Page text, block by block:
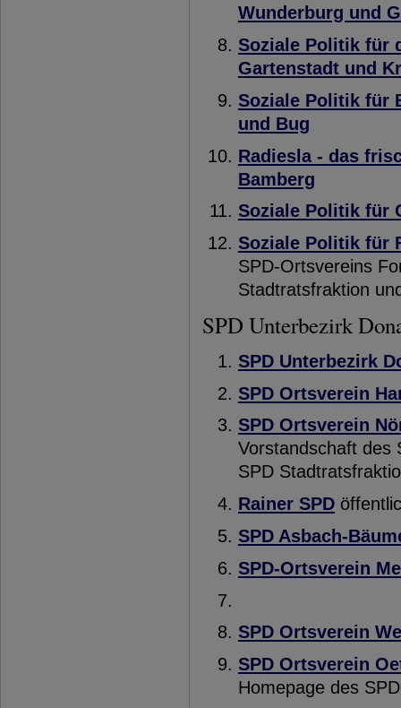
Wunderburg und
Soziale Politik für
Gartenstadt und
Soziale Politik für
und Bug
Radiesla - das
Bamberg
Soziale Politik für
Soziale Politik für
SPD-Ortsvereins
Stadtratsfraktion
SPD Unterbezirk
SPD Unterbezirk
SPD Ortsverein
SPD Ortsverein
Vorstandschaft des
SPD
Rainer SPD
SPD Asbach-
SPD-Ortsverein
SPD Ortsverein
SPD Ortsverein
Homepage des